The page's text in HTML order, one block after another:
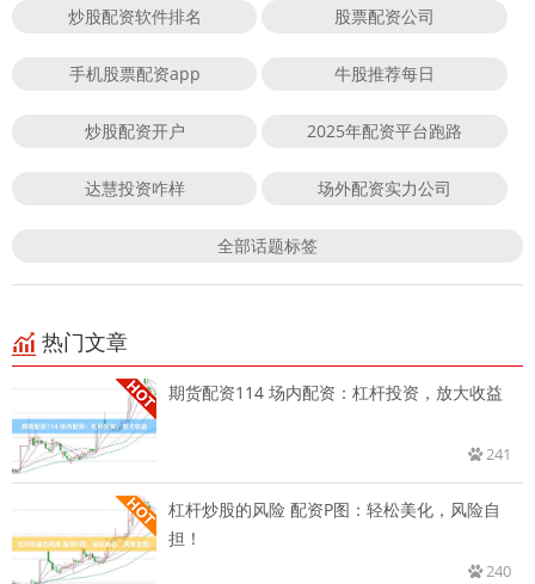
炒股配资软件排名 股票配资公司
手机股票配资app 牛股推荐每日
炒股配资开户 2025年配资平台跑路
达慧投资咋样 场外配资实力公司
全部话题标签
热门文章
期货配资114 场内配资：杠杆投资，放大收益
241
杠杆炒股的风险 配资P图：轻松美化，风险自
担！
240